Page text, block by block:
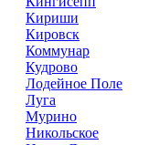
Кириши
Кировск
Коммунар
Кудрово
Лодейное Поле
Луга
Мурино
Никольское